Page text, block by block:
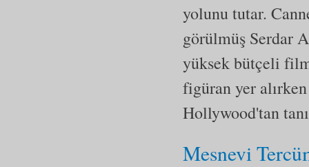
yolunu tutar.
görülmüş Serdar
yüksek bütçeli
figüran yer
Hollywood'tan
Mesnevi